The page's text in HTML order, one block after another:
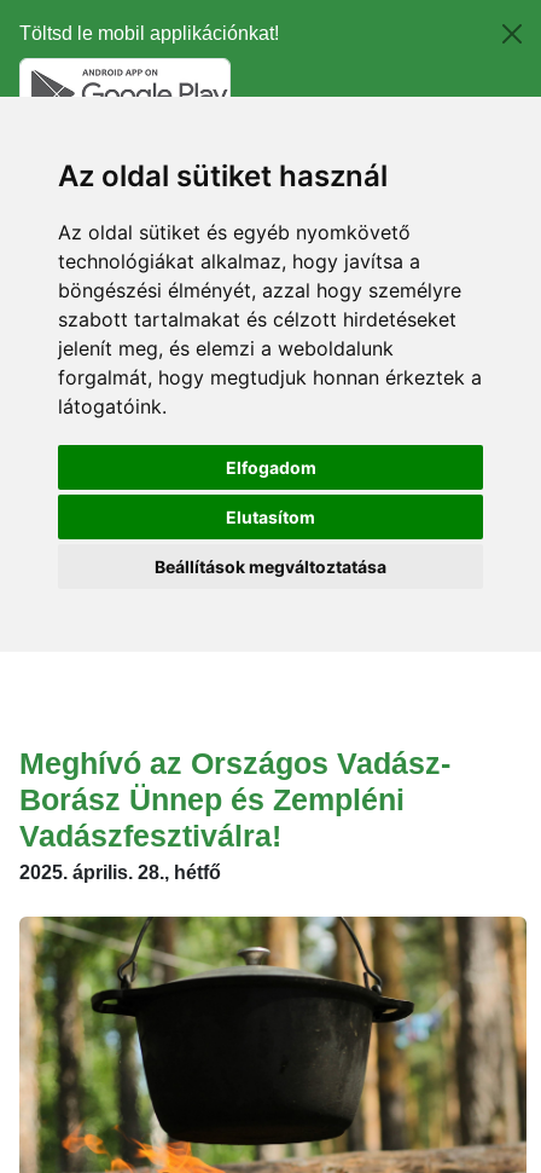
Töltsd le mobil applikációnkat!
Az oldal sütiket használ
Az oldal sütiket és egyéb nyomkövető
technológiákat alkalmaz, hogy javítsa a
böngészési élményét, azzal hogy személyre
szabott tartalmakat és célzott hirdetéseket
jelenít meg, és elemzi a weboldalunk
forgalmát, hogy megtudjuk honnan érkeztek a
látogatóink.
Elfogadom
Elutasítom
Beállítások megváltoztatása
Meghívó az Országos Vadász-
Borász Ünnep és Zempléni
Vadászfesztiválra!
2025. április. 28., hétfő